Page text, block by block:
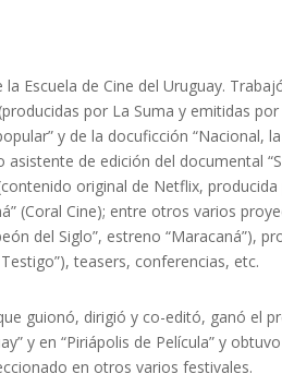
Escuela de Cine del Uruguay.
por La Suma y emitidas
y de la docuficción “Nacional,
de edición del documental
original de Netflix,
(Coral Cine); entre otros varios
del Siglo”, estreno “Maracaná”),
teasers, conferencias, etc.
guionó, dirigió y co-editó, ganó el
y en “Piriápolis de Película” y
en otros varios festivales.